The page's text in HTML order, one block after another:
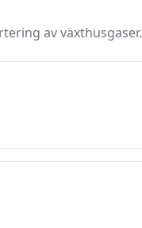
av växthusgaser.